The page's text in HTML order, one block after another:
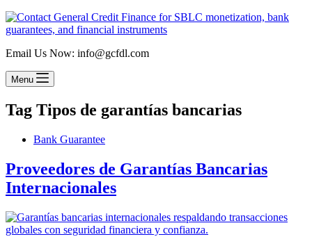
Email Us Now: info@gcfdl.com
Menu
Tag Tipos de garantías bancarias
Bank Guarantee
Proveedores de Garantías Bancarias
Internacionales